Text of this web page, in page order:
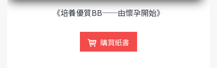
《培養優質BB──由懷孕開始》
購買紙書